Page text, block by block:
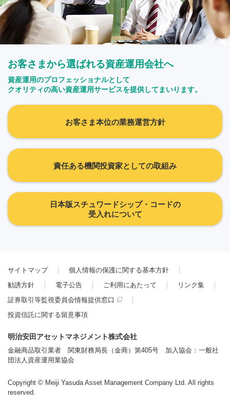
お客さまから選ばれる資産運用会社へ
資産運用のプロフェッショナルとして
クオリティの高い資産運用サービスを提供してまいります。
お客さま本位の業務運営方針
責任ある機関投資家としての取組み
日本版スチュワードシップ・コードの
受入れについて
サイトマップ
個人情報の保護に関する基本方針
勧誘方針
電子公告 ご利用にあたって
リンク集
証券取引等監視委員会情報提供窓口
投資信託に関する留意事項
明治安田アセットマネジメント株式会社
金融商品取引業者 関東財務局長（金商）第405号 加入協会：一般社
団法人資産運用業協会
Copyright © Meiji Yasuda Asset Management Company Ltd. All rights
reserved.